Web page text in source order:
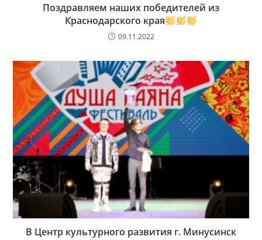
Поздравляем наших победителей из
Краснодарского края
09.11.2022
В Центр культурного развития г. Минусинск